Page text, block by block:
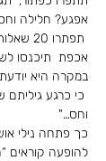
אפגע? חלילה
תפתרו
אכפת  תיכנסו
במקרה היא
כי כרגע גיליתם
וחס…"
כך פתחה נילי
להופעה קוראים